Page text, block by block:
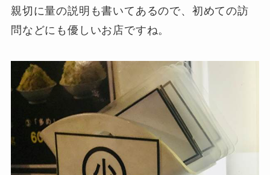
親切に量の説明も書いてあるので、初めての訪
問などにも優しいお店ですね。